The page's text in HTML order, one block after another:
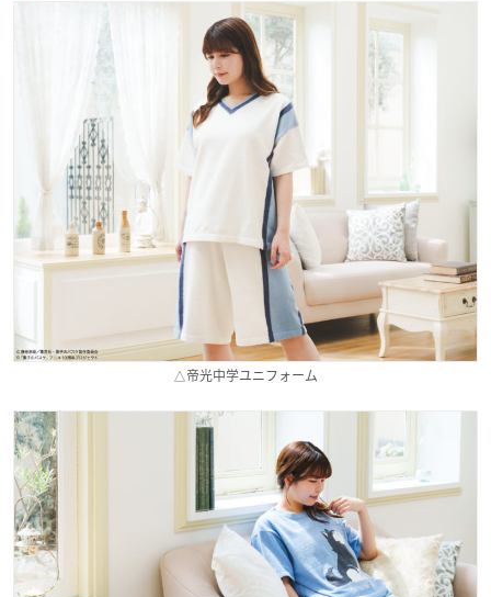
△帝光中学ユニフォーム